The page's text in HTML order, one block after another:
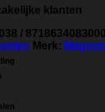
klanten
/ 8718634083000
Merk: